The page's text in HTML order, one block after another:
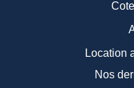
Location
Nos